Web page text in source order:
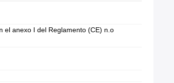
el anexo I del Reglamento (CE) n.o